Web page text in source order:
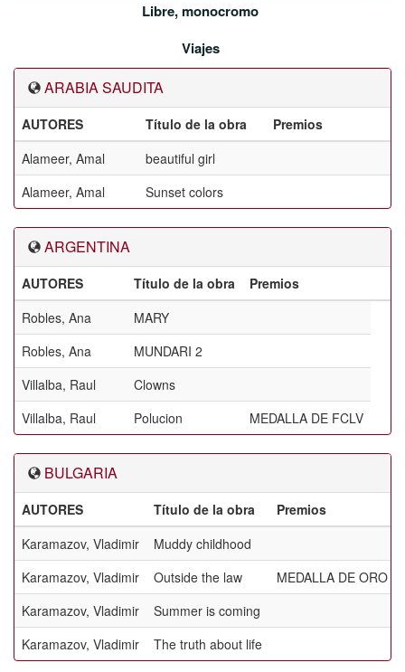
Libre, monocromo
Viajes
ARABIA SAUDITA
AUTORES Título de la obra
Premios
Alameer, Amal
beautiful girl
Alameer, Amal
Sunset colors
ARGENTINA
AUTORES Título de la obra
Premios
Robles, Ana
MARY
Robles, Ana
MUNDARI 2
Villalba, Raul
Clowns
Villalba, Raul
Polucion MEDALLA DE FCLV
BULGARIA
AUTORES Título de la obra
Premios
Karamazov, Vladimir
Muddy childhood
Karamazov, Vladimir
Outside the law
MEDALLA DE ORO
Karamazov, Vladimir
Summer is coming
Karamazov, Vladimir
The truth about life